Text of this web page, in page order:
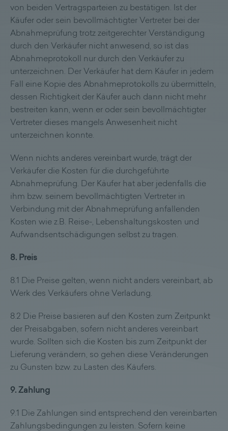
von beiden Vertragsparteien zu bestätigen. Ist der
Käufer oder sein bevollmächtigter Vertreter bei der
Abnahmeprüfung trotz zeitgerechter Verständigung
durch den Verkäufer nicht anwesend, so ist das
Abnahmeprotokoll nur durch den Verkäufer zu
unterzeichnen. Der Verkäufer hat dem Käufer in jedem
Fall eine Kopie des Abnahmeprotokolls zu übermitteln,
dessen Richtigkeit der Käufer auch dann nicht mehr
bestreiten kann, wenn er oder sein bevollmächtigter
Vertreter dieses mangels Anwesenheit nicht
unterzeichnen konnte.
Wenn nichts anderes vereinbart wurde, trägt der
Verkäufer die Kosten für die durchgeführte
Abnahmeprüfung. Der Käufer hat aber jedenfalls die
ihm bzw. seinem bevollmächtigten Vertreter in
Verbindung mit der Abnahmeprüfung anfallenden
Kosten wie z.B. Reise-, Lebenshaltungskosten und
Aufwandsentschädigungen selbst zu tragen.
8. Preis
8.1 Die Preise gelten, wenn nicht anders vereinbart, ab
Werk des Verkäufers ohne Verladung.
8.2 Die Preise basieren auf den Kosten zum Zeitpunkt
der Preisabgaben, sofern nicht anderes vereinbart
wurde. Sollten sich die Kosten bis zum Zeitpunkt der
Lieferung verändern, so gehen diese Veränderungen
zu Gunsten bzw. zu Lasten des Käufers.
9. Zahlung
9.1 Die Zahlungen sind entsprechend den vereinbarten
Zahlungsbedingungen zu leisten. Sofern keine